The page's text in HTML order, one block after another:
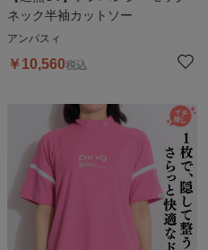
ネック半袖カットソー
アンパスィ
￥ 10,560税込